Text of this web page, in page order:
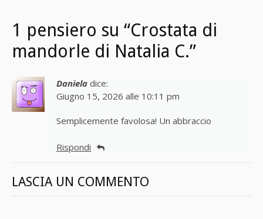
1 pensiero su “Crostata di
mandorle di Natalia C.”
Daniela dice:
Giugno 15, 2026 alle 10:11 pm
Semplicemente favolosa! Un abbraccio
Rispondi
LASCIA UN COMMENTO